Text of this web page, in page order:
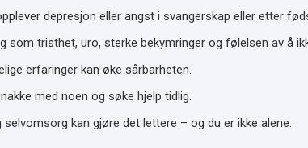
depresjon eller angst i svangerskap eller etter
som tristhet, uro, sterke bekymringer og følelsen av å
erfaringer kan øke sårbarheten.
med noen og søke hjelp tidlig.
kan gjøre det lettere – og du er ikke alene.